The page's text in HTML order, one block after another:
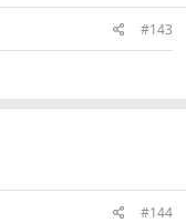
#143
#144